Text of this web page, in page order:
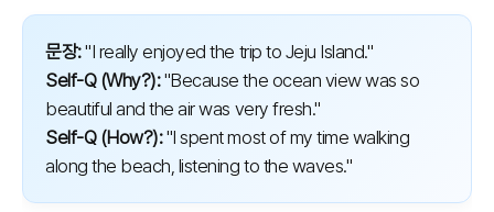
문장:"I really enjoyed the trip to Jeju Island."
Self-Q (Why?):"Because the ocean view was so
beautiful and the air was very fresh."
Self-Q (How?):"I spent most of my time walking
along the beach, listening to the waves."